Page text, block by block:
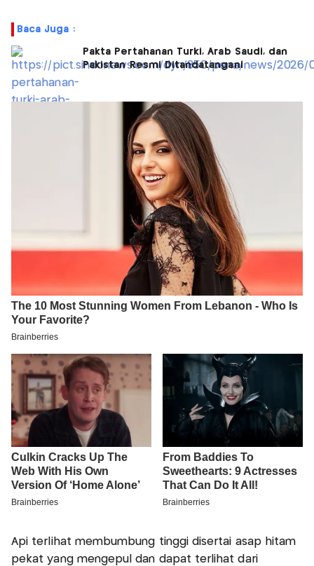
Baca Juga :
Pakta Pertahanan Turki, Arab Saudi, dan
Pakistan Resmi Ditandatangani
Api terlihat membumbung tinggi disertai asap hitam
pekat yang mengepul dan dapat terlihat dari